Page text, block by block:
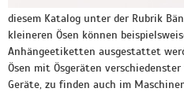
diesem Katalog unter der Rubrik
kleineren Ösen können
Anhängeetiketten ausgestattet
Ösen mit Ösgeräten
Geräte, zu finden auch im